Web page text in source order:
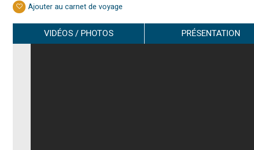
Ajouter au carnet de voyage
VIDÉOS / PHOTOS PRÉSENTATION